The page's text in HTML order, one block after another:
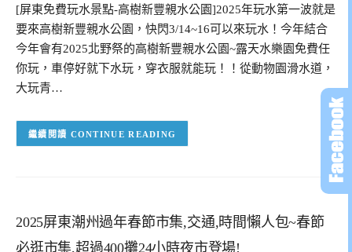
[屏東免費玩水景點-高樹新豐親水公園]2025年玩水第一波就是
要來高樹新豐親水公園，快閃3/14~16可以來玩水！今年結合
今年會有2025北野祭的高樹新豐親水公園~露天水樂園免費任
你玩，車停好就下水玩，穿衣服就能玩！！從動物園滑水道，
大玩青…
CONTINUE READING
2025屏東潮州過年春節市集,交通,時間懶人包~春節
必逛市集,超過400攤24小時夜市登場!